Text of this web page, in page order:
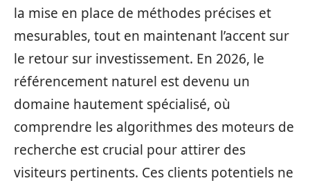
la mise en place de méthodes précises et
mesurables, tout en maintenant l’accent sur
le retour sur investissement. En 2026, le
référencement naturel est devenu un
domaine hautement spécialisé, où
comprendre les algorithmes des moteurs de
recherche est crucial pour attirer des
visiteurs pertinents. Ces clients potentiels ne